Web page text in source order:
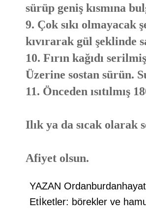
sürüp geniş kısmına
9. Çok sıkı olmayacak
kıvırarak gül şeklinde
10. Fırın kağıdı
Üzerine sostan sürün.
11. Önceden ısıtılmış
Ilık ya da sıcak olarak
Afiyet olsun.
YAZAN
Etİketler: börekler ve